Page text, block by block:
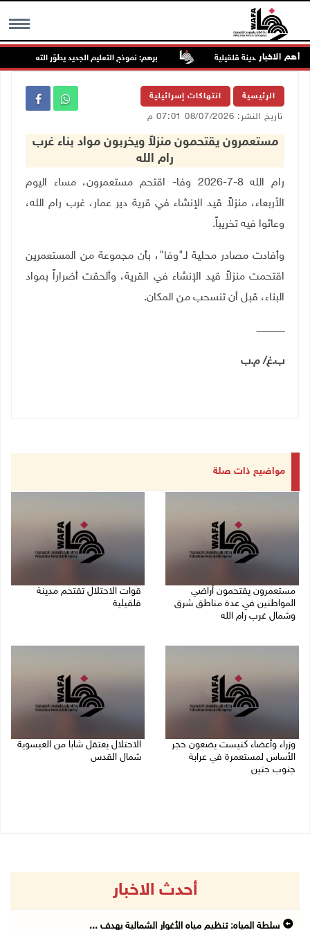
MENU أهم الاخبار
تقتحم مدينة قلقيلية برهم: نموذج التعليم الجديد يطوّر التعلم ولا
الرئيسية انتهاكات إسرائيلية
تاريخ النشر: 08/07/2026 07:01 م
مستعمرون يقتحمون منزلاً ويخربون مواد بناء غرب
رام الله
رام الله 8-7-2026 وفا- اقتحم مستعمرون، مساء اليوم
الأربعاء، منزلاً قيد الإنشاء في قرية دير عمار، غرب رام الله،
وعاثوا فيه تخريباً.
وأفادت مصادر محلية لـ"وفا"، بأن مجموعة من المستعمرين
اقتحمت منزلاً قيد الإنشاء في القرية، وألحقت أضراراً بمواد
البناء، قبل أن تنسحب من المكان.
ــــــــــــــــــــ
ب.غ/ م.ب
مواضيع ذات صلة
مستعمرون يقتحمون أراضي
المواطنين في عدة مناطق شرق
وشمال غرب رام الله
قوات الاحتلال تقتحم مدينة
قلقيلية
وزراء وأعضاء كنيست يضعون حجر
الأساس لمستعمرة في عرابة
جنوب جنين
الاحتلال يعتقل شابا من العيسوية
شمال القدس
أحدث الاخبار
سلطة المياه: تنظيم مياه الأغوار الشمالية يهدف ...